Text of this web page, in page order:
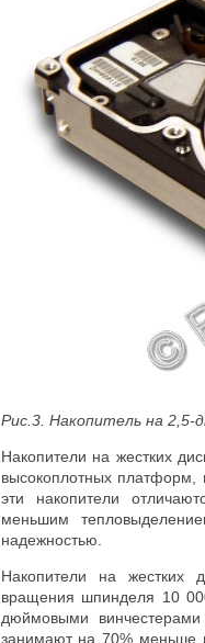
Рис.3. Накопитель на 2,5-
Накопители на жестких
высокоплотных платформ,
эти накопители
меньшим
надежностью.
Накопители на жестких
вращения шпинделя 10
дюймовыми
занимают на 70% меньше